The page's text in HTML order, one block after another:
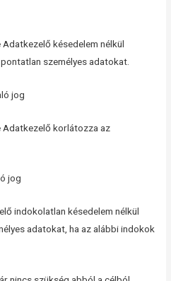
késedelem nélkül
személyes adatokat.
jog
Adatkezelő korlátozza az
jog
indokolatlan késedelem nélkül
adatokat, ha az alábbi indokok